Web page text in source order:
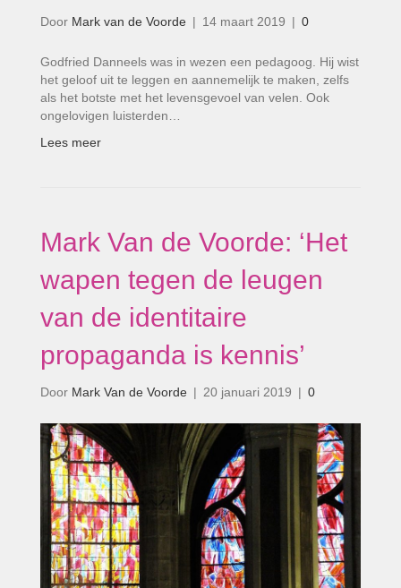
Door Mark van de Voorde | 14 maart 2019 | 0
Godfried Danneels was in wezen een pedagoog. Hij wist
het geloof uit te leggen en aannemelijk te maken, zelfs
als het botste met het levensgevoel van velen. Ook
ongelovigen luisterden…
Lees meer
Mark Van de Voorde: ‘Het
wapen tegen de leugen
van de identitaire
propaganda is kennis’
Door Mark Van de Voorde | 20 januari 2019 | 0